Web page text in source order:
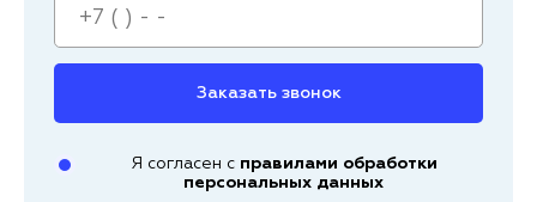
Заказать звонок
Я согласен с правилами обработки
персональных данных